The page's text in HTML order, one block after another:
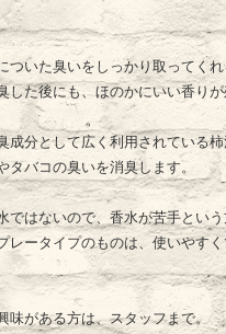
ついた臭いをしっかり取ってくれ
した後にも、ほのかにいい香り
成分として広く利用されている
タバコの臭いを消臭します。
ではないので、香水が苦手とい
レータイプのものは、使いやす
味がある方は、スタッフまで。